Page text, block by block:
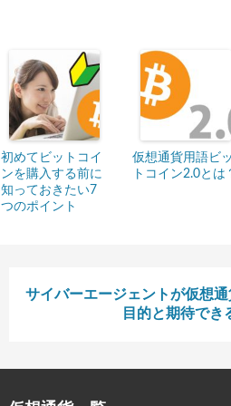
初めてビットコイ
ンを購入する前に
知っておきたい7
つのポイント
仮想通貨用語ビッ
トコイン2.0とは
サイバーエージェントが仮想
目的と期待でき